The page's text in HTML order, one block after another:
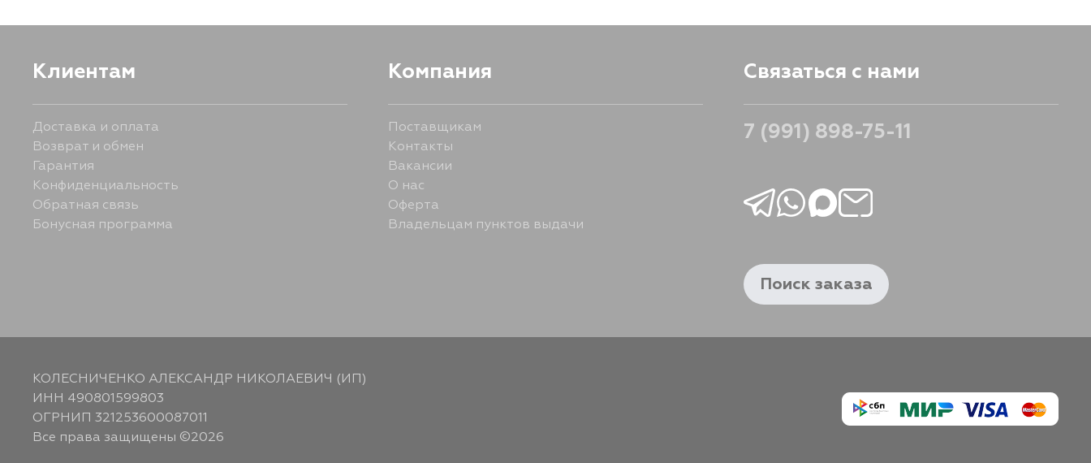
422
Клиентам
Доставка и оплата
Возврат и обмен
Гарантия
Конфиденциальность
Обратная связь
Бонусная программа
Компания
Поставщикам
Контакты
Вакансии
О нас
Оферта
Владельцам пунктов выдачи
Связаться с нами
7 (991) 898-75-11
Поиск заказа
КОЛЕСНИЧЕНКО АЛЕКСАНДР НИКОЛАЕВИЧ (ИП)
ИНН 490801599803
ОГРНИП 321253600087011
Все права защищены ©2026